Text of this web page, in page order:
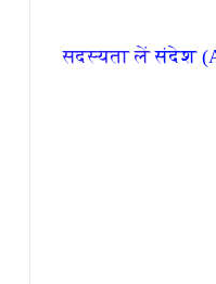
सदस्यता लेंसंदेश